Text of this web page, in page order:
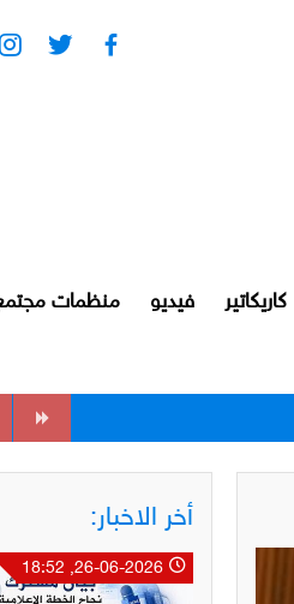
كاريكاتير فيديو منظمات
أخر الاخبار: